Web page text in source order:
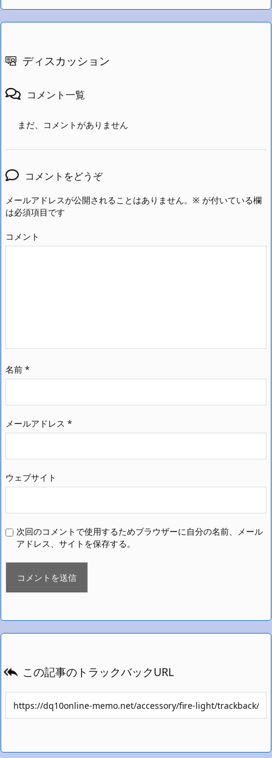
ディスカッション
コメント一覧
まだ、コメントがありません
コメントをどうぞ
メールアドレスが公開されることはありません。 ※ が付いている欄
は必須項目です
コメント
名前 *
メールアドレス *
ウェブサイト
次回のコメントで使用するためブラウザーに自分の名前、メール
アドレス、サイトを保存する。
 この記事のトラックバックURL